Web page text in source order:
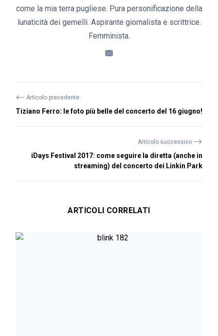
come la mia terra pugliese. Pura personificazione della
lunaticità dei gemelli. Aspirante giornalista e scrittrice.
Femminista.
⟵ Articolo precedente
Tiziano Ferro: le foto più belle del concerto del 16 giugno!
Articolo successivo ⟶
iDays Festival 2017: come seguire la diretta (anche in
streaming) del concerto dei Linkin Park
ARTICOLI CORRELATI